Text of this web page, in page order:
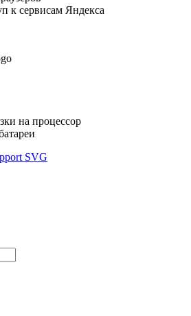
к сервисам Яндекса
на процессор
SVG